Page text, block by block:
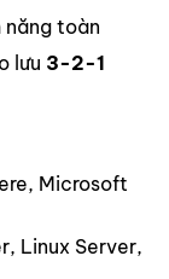
năng toàn
lưu 3-2-1
Microsoft
Linux Server,